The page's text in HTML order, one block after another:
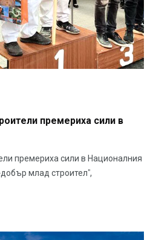
премериха сили в
премериха сили в Националния
млад строител",